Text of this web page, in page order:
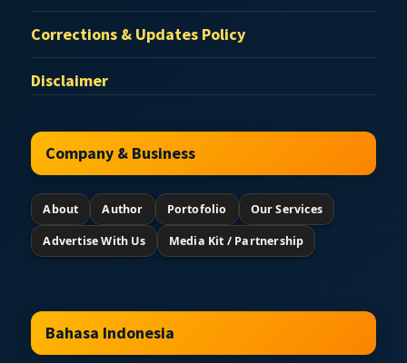
Corrections & Updates Policy
Disclaimer
Company & Business
About Author Portofolio Our Services
Advertise With Us Media Kit / Partnership
Bahasa Indonesia